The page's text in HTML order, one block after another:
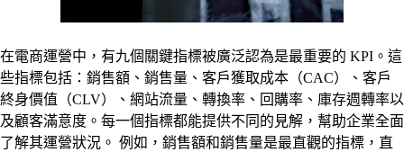
在電商運營中，有九個關鍵指標被廣泛認為是最重要的 KPI。這
些指標包括：銷售額、銷售量、客戶獲取成本（CAC）、客戶
終身價值（CLV）、網站流量、轉換率、回購率、庫存週轉率以
及顧客滿意度。每一個指標都能提供不同的見解，幫助企業全面
了解其運營狀況。 例如，銷售額和銷售量是最直觀的指標，直